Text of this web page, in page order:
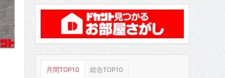
月間TOP10 総合TOP10